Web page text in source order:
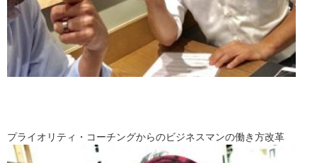
プライオリティ・コーチングからのビジネスマンの働き方改革